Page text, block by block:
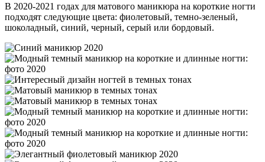
В 2020-2021 годах для матового маникюра на короткие ногти
подходят следующие цвета: фиолетовый, темно-зеленый,
шоколадный, синий, черный, серый или бордовый.